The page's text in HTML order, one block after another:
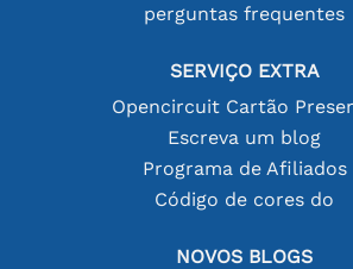
perguntas frequentes
SERVIÇO EXTRA
Opencircuit Cartão
Escreva um blog
Programa de Afiliados
Código de cores do
NOVOS BLOGS